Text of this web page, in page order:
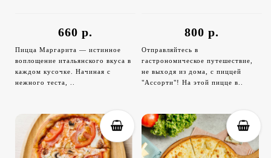
660 р.
Пицца Маргарита — истинное
воплощение итальянского вкуса в
каждом кусочке. Начиная с
нежного теста, ..
800 р.
Отправляйтесь в
гастрономическое путешествие,
не выходя из дома, с пиццей
"Ассорти"! На этой пицце в..